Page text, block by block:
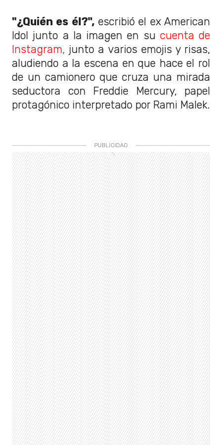
"¿Quién es él?",escribió el ex American
Idol junto a la imagen en su cuenta de
Instagram, junto a varios emojis y risas,
aludiendo a la escena en que hace el rol
de un camionero que cruza una mirada
seductora con Freddie Mercury, papel
protagónico interpretado por Rami Malek.